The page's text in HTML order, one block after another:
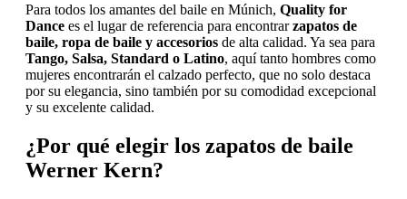
Para todos los amantes del baile en Múnich, Quality for
Dance es el lugar de referencia para encontrarzapatos de
baile, ropa de baile y accesorios de alta calidad. Ya sea para
Tango, Salsa, Standard o Latino, aquí tanto hombres como
mujeres encontrarán el calzado perfecto, que no solo destaca
por su elegancia, sino también por su comodidad excepcional
y su excelente calidad.
¿Por qué elegir los zapatos de baile
Werner Kern?